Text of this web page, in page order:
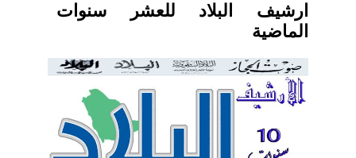
ارشيف البلاد للعشر سنوات
الماضية